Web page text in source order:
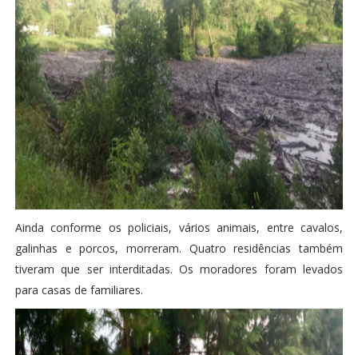
Ainda conforme os policiais, vários animais, entre cavalos,
galinhas e porcos, morreram. Quatro residências também
tiveram que ser interditadas. Os moradores foram levados
para casas de familiares.